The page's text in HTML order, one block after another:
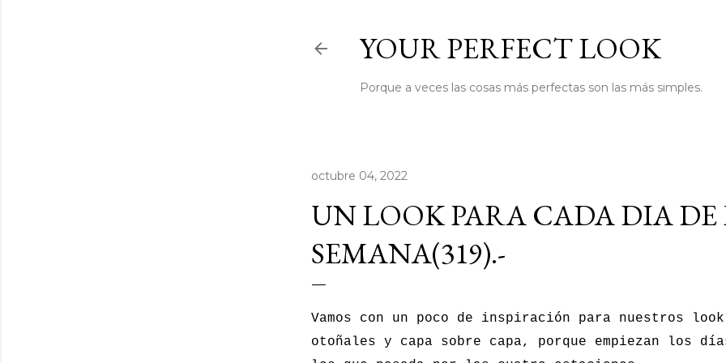
YOUR PERFECT LOOK
Porque a veces las cosas más perfectas son las más simples.
octubre 04, 2022
UN LOOK PARA CADA DIA DE
SEMANA(319).-
Vamos con un poco de inspiración para nuestros look
otoñales y capa sobre capa, porque empiezan los